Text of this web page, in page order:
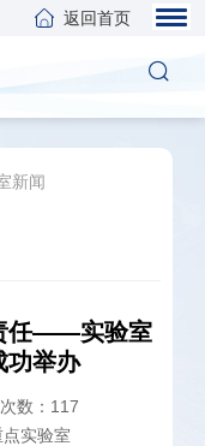
返回首页
新闻
任——实验室
功举办
数： 117
实验室